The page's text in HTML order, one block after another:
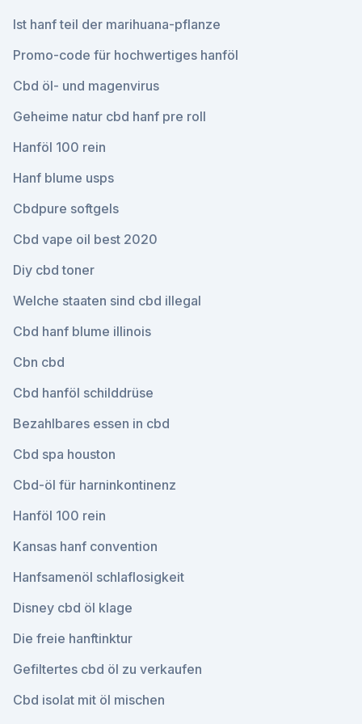
Ist hanf teil der marihuana-pflanze
Promo-code für hochwertiges hanföl
Cbd öl- und magenvirus
Geheime natur cbd hanf pre roll
Hanföl 100 rein
Hanf blume usps
Cbdpure softgels
Cbd vape oil best 2020
Diy cbd toner
Welche staaten sind cbd illegal
Cbd hanf blume illinois
Cbn cbd
Cbd hanföl schilddrüse
Bezahlbares essen in cbd
Cbd spa houston
Cbd-öl für harninkontinenz
Hanföl 100 rein
Kansas hanf convention
Hanfsamenöl schlaflosigkeit
Disney cbd öl klage
Die freie hanftinktur
Gefiltertes cbd öl zu verkaufen
Cbd isolat mit öl mischen